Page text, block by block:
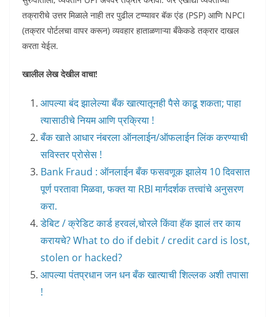
तक्रारीचे उत्तर मिळाले नाही तर पुढील टप्प्यावर बॅक एंड (PSP) आणि NPCI
(तक्रार पोर्टलचा वापर करून) व्यवहार हाताळणाऱ्या बँकेकडे तक्रार दाखल
करता येईल.
खालील लेख देखील वाचा!
आपल्या बंद झालेल्या बँक खात्यातूनही पैसे काढू शकता; पाहा
त्यासाठीचे नियम आणि प्रक्रिया !
बँक खाते आधार नंबरला ऑनलाईन/ऑफलाईन लिंक करण्याची
सविस्तर प्रोसेस !
Bank Fraud : ऑनलाईन बँक फसवणूक झालेय 10 दिवसात
पूर्ण परतावा मिळवा, फक्त या RBI मार्गदर्शक तत्त्वांचे अनुसरण
करा.
डेबिट / क्रेडिट कार्ड हरवलं,चोरले किंवा हॅक झालं तर काय
करायचे? What to do if debit / credit card is lost,
stolen or hacked?
आपल्या पंतप्रधान जन धन बँक खात्याची शिल्लक अशी तपासा
!